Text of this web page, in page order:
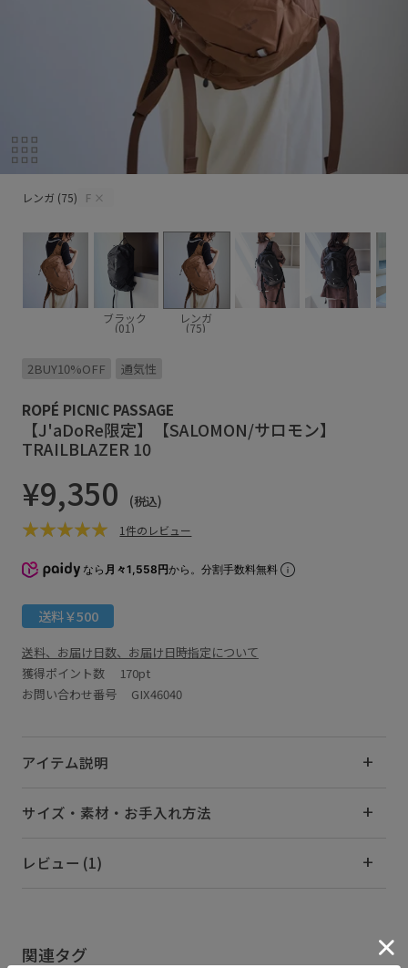
レンガ (75) F ×
ブラック
(01)
レンガ
(75)
2BUY10%OFF 通気性
ROPÉ PICNIC PASSAGE
【J'aDoRe限定】【SALOMON/サロモン】
TRAILBLAZER 10
¥9,350 (税込)
1件のレビュー
なら 月々1,558円から。分割手数料無料
送料￥500
送料、お届け日数、お届け日時指定について
獲得ポイント数
170pt
お問い合わせ番号 GIX46040
アイテム説明
サイズ・素材・お手入れ方法
レビュー (1)
関連タグ